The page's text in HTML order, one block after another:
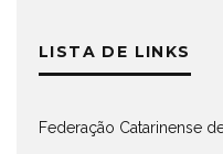
LISTA DE LINKS
Federação Catarinense